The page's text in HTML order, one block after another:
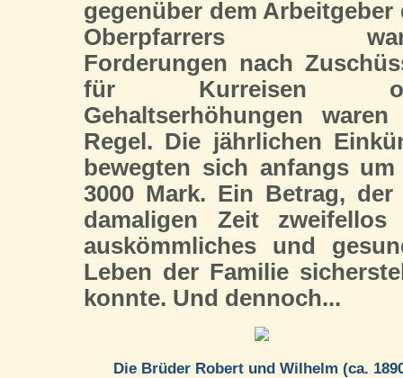
gegenüber dem Arbeitgeber
Oberpfarrers
Forderungen nach
für Kurreisen
Gehaltserhöhungen waren
Regel. Die jährlichen
bewegten sich anfangs
3000 Mark. Ein Betrag, der
damaligen Zeit zweifellos
auskömmliches und
Leben der Familie
konnte. Und dennoch...
Die Brüder Robert und Wilhelm (ca.